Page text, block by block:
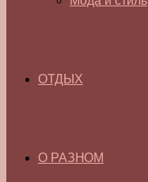
ОТДЫХ
О РАЗНОМ